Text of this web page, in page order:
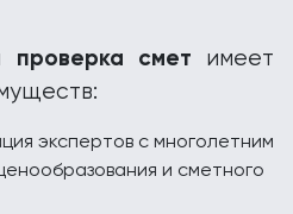
проверка смет имеет
экспертов с многолетним
и сметного